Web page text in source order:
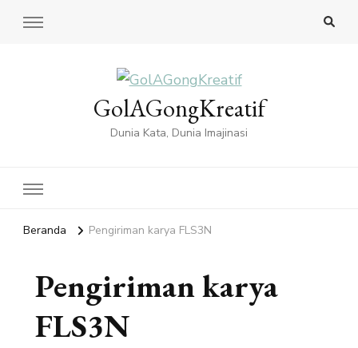
GolAGongKreatif
Dunia Kata, Dunia Imajinasi
Beranda Pengiriman karya FLS3N
Pengiriman karya
FLS3N